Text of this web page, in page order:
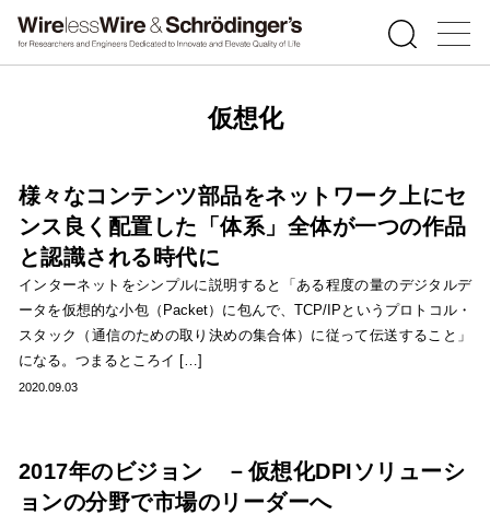
仮想化
様々なコンテンツ部品をネットワーク上にセ
ンス良く配置した「体系」全体が一つの作品
と認識される時代に
インターネットをシンプルに説明すると「ある程度の量のデジタルデ
ータを仮想的な小包（Packet）に包んで、TCP/IPというプロトコル・
スタック（通信のための取り決めの集合体）に従って伝送すること」
になる。つまるところイ […]
2020.09.03
2017年のビジョン －仮想化DPIソリューシ
ョンの分野で市場のリーダーへ